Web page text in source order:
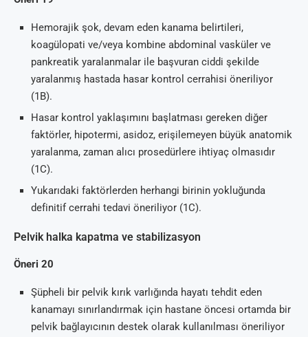
Hemorajik şok, devam eden kanama belirtileri,
koagülopati ve/veya kombine abdominal vasküler ve
pankreatik yaralanmalar ile başvuran ciddi şekilde
yaralanmış hastada hasar kontrol cerrahisi öneriliyor
(1B).
Hasar kontrol yaklaşımını başlatması gereken diğer
faktörler, hipotermi, asidoz, erişilemeyen büyük anatomik
yaralanma, zaman alıcı prosedürlere ihtiyaç olmasıdır
(1C).
Yukarıdaki faktörlerden herhangi birinin yokluğunda
definitif cerrahi tedavi öneriliyor (1C).
Pelvik halka kapatma ve stabilizasyon
Öneri 20
Şüpheli bir pelvik kırık varlığında hayatı tehdit eden
kanamayı sınırlandırmak için hastane öncesi ortamda bir
pelvik bağlayıcının destek olarak kullanılması öneriliyor